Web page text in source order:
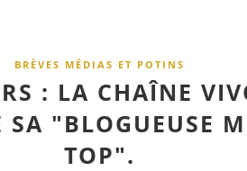
BRÈVES MÉDIAS ET POTINS
: LA CHAÎNE
SA "BLOGUEUSE
TOP".